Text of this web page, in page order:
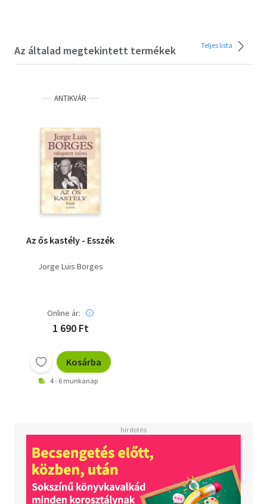
Az általad megtekintett termékek Teljes lista
ANTIKVÁR
Az ős kastély - Esszék
Jorge Luis Borges
Online ár:
1 690 Ft
Kosárba
4 - 6 munkanap